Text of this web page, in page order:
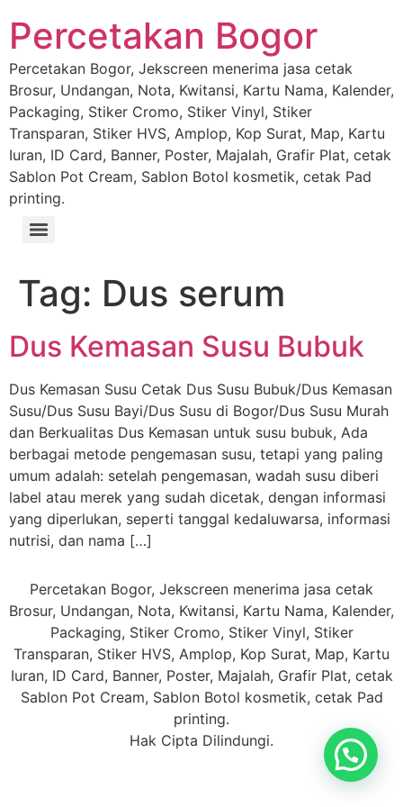
Percetakan Bogor
Percetakan Bogor, Jekscreen menerima jasa cetak
Brosur, Undangan, Nota, Kwitansi, Kartu Nama, Kalender,
Packaging, Stiker Cromo, Stiker Vinyl, Stiker
Transparan, Stiker HVS, Amplop, Kop Surat, Map, Kartu
Iuran, ID Card, Banner, Poster, Majalah, Grafir Plat, cetak
Sablon Pot Cream, Sablon Botol kosmetik, cetak Pad
printing.
Tag: Dus serum
Dus Kemasan Susu Bubuk
Dus Kemasan Susu Cetak Dus Susu Bubuk/Dus Kemasan
Susu/Dus Susu Bayi/Dus Susu di Bogor/Dus Susu Murah
dan Berkualitas Dus Kemasan untuk susu bubuk, Ada
berbagai metode pengemasan susu, tetapi yang paling
umum adalah: setelah pengemasan, wadah susu diberi
label atau merek yang sudah dicetak, dengan informasi
yang diperlukan, seperti tanggal kedaluwarsa, informasi
nutrisi, dan nama […]
Percetakan Bogor, Jekscreen menerima jasa cetak
Brosur, Undangan, Nota, Kwitansi, Kartu Nama, Kalender,
Packaging, Stiker Cromo, Stiker Vinyl, Stiker
Transparan, Stiker HVS, Amplop, Kop Surat, Map, Kartu
Iuran, ID Card, Banner, Poster, Majalah, Grafir Plat, cetak
Sablon Pot Cream, Sablon Botol kosmetik, cetak Pad
printing.
Hak Cipta Dilindungi.